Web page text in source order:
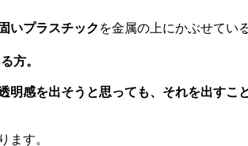
固いプラスチック を金属の上にかぶせてい
方。
明感を出そうと思っても、それを出すこ
ます。